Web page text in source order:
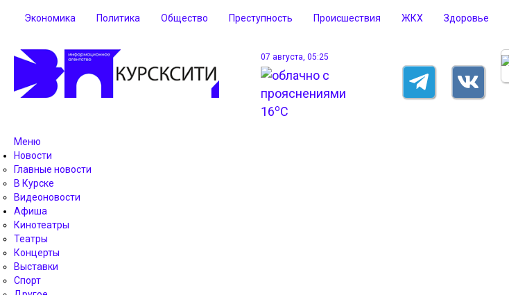
Экономика Политика Общество Преступность Происшествия ЖКХ Здоровье
07 августа, 05:25
16oC
Меню
Новости
Главные новости
В Курске
Видеоновости
Афиша
Кинотеатры
Театры
Концерты
Выставки
Спорт